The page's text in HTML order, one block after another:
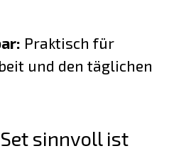
Praktisch für
und den täglichen
sinnvoll ist